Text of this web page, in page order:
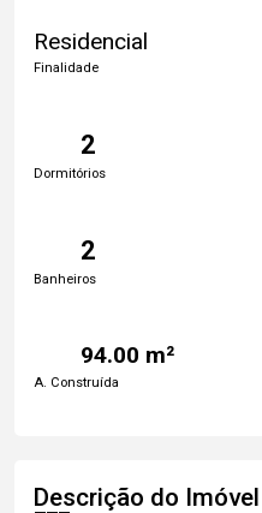
Residencial
Finalidade
2
Dormitórios
2
Banheiros
94.00 m²
A. Construída
Descrição do Imóvel